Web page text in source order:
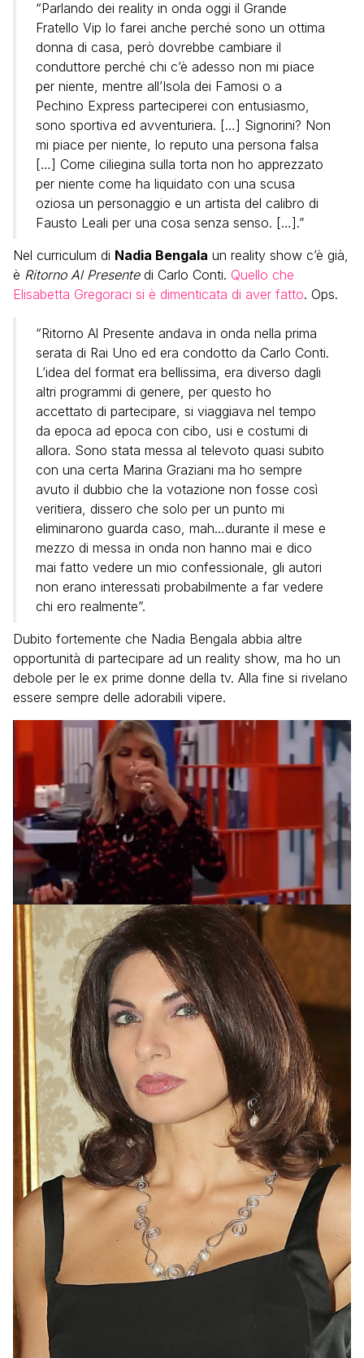
“Parlando dei reality in onda oggi il Grande
Fratello Vip lo farei anche perché sono un ottima
donna di casa, però dovrebbe cambiare il
conduttore perché chi c’è adesso non mi piace
per niente, mentre all’Isola dei Famosi o a
Pechino Express parteciperei con entusiasmo,
sono sportiva ed avventuriera. […] Signorini? Non
mi piace per niente, lo reputo una persona falsa
[…] Come ciliegina sulla torta non ho apprezzato
per niente come ha liquidato con una scusa
oziosa un personaggio e un artista del calibro di
Fausto Leali per una cosa senza senso. […].”
Nel curriculum di Nadia Bengala un reality show c’è già,
è Ritorno Al Presentedi Carlo Conti. Quello che
Elisabetta Gregoraci si è dimenticata di aver fatto. Ops.
“Ritorno Al Presente andava in onda nella prima
serata di Rai Uno ed era condotto da Carlo Conti.
L’idea del format era bellissima, era diverso dagli
altri programmi di genere, per questo ho
accettato di partecipare, si viaggiava nel tempo
da epoca ad epoca con cibo, usi e costumi di
allora. Sono stata messa al televoto quasi subito
con una certa Marina Graziani ma ho sempre
avuto il dubbio che la votazione non fosse così
veritiera, dissero che solo per un punto mi
eliminarono guarda caso, mah…durante il mese e
mezzo di messa in onda non hanno mai e dico
mai fatto vedere un mio confessionale, gli autori
non erano interessati probabilmente a far vedere
chi ero realmente”.
Dubito fortemente che Nadia Bengala abbia altre
opportunità di partecipare ad un reality show, ma ho un
debole per le ex prime donne della tv. Alla fine si rivelano
essere sempre delle adorabili vipere.